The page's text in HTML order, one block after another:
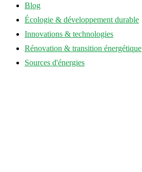
Blog
Écologie & développement durable
Innovations & technologies
Rénovation & transition énergétique
Sources d'énergies